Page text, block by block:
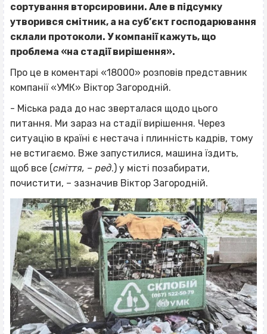
сортування вторсировини. Але в підсумку
утворився смітник, а на суб’єкт господарювання
склали протоколи. У компанії кажуть, що
проблема «на стадії вирішення».
Про це в коментарі «18000» розповів представник
компанії «УМК» Віктор Загородній.
- Міська рада до нас зверталася щодо цього
питання. Ми зараз на стадії вирішення. Через
ситуацію в країні є нестача і плинність кадрів, тому
не встигаємо. Вже запустилися, машина їздить,
щоб все (сміття, – ред.) у місті позабирати,
почистити, – зазначив Віктор Загородній.